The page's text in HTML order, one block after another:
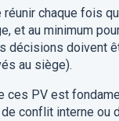
réunir chaque fois
et au minimum
décisions doivent
au siège).
ces PV est
conflit interne ou